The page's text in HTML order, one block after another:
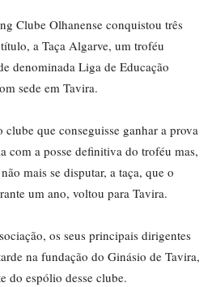
Clube Olhanense conquistou três
a Taça Algarve, um troféu
denominada Liga de Educação
sede em Tavira.
que conseguisse ganhar a prova
com a posse definitiva do troféu mas,
mais se disputar, a taça, que o
um ano, voltou para Tavira.
os seus principais dirigentes
na fundação do Ginásio de Tavira,
do espólio desse clube.